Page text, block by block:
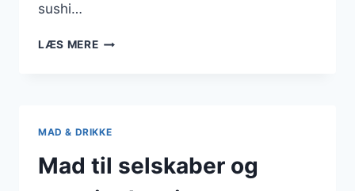
sushi…
LÆS MERESUSHI
MAD & DRIKKE
Mad til selskaber og